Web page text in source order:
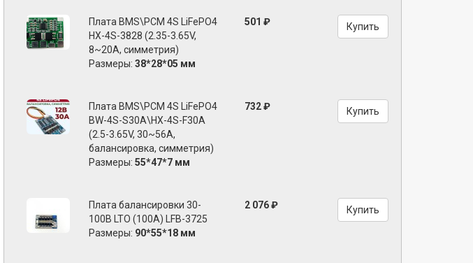
Плата BMS\PCM 4S LiFePO4
HX-4S-3828 (2.35-3.65V,
8~20A, симметрия)
Размеры: 38*28*05 мм
501 ₽ Купить
Плата BMS\PCM 4S LiFePO4
BW-4S-S30A\HX-4S-F30A
(2.5-3.65V, 30~56A,
балансировка, симметрия)
Размеры: 55*47*7 мм
732 ₽ Купить
Плата балансировки 30-
100В LTO (100А) LFB-3725
Размеры: 90*55*18 мм
2 076 ₽ Купить